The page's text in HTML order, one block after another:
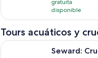
30
minutos
opiniones
gratuita
disponible
Tours acuáticos y
Seward:
Seward: Crucero